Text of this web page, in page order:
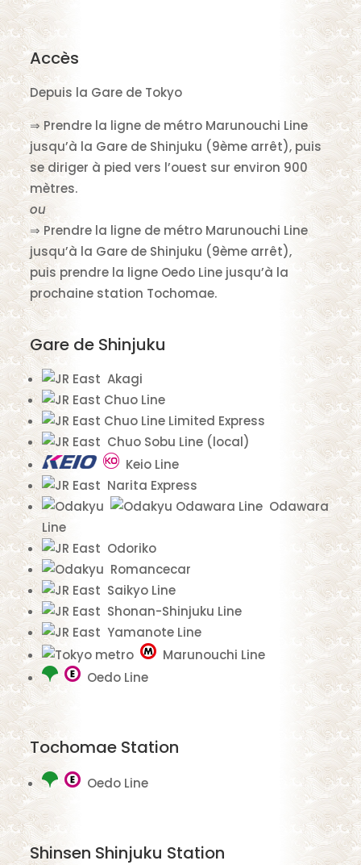
Accès
Depuis la Gare de Tokyo
⇒ Prendre la ligne de métro Marunouchi Line
jusqu’à la Gare de Shinjuku (9ème arrêt), puis
se diriger à pied vers l’ouest sur environ 900
mètres.
ou
⇒ Prendre la ligne de métro Marunouchi Line
jusqu’à la Gare de Shinjuku (9ème arrêt),
puis prendre la ligne Oedo Line jusqu’à la
prochaine station Tochomae.
Gare de Shinjuku
Akagi
Chuo Line
Chuo Line Limited Express
Chuo Sobu Line (local)
Keio Line
Narita Express
Odawara
Line
Odoriko
Romancecar
Saikyo Line
Shonan-Shinjuku Line
Yamanote Line
Marunouchi Line
Oedo Line
Tochomae Station
Oedo Line
Shinsen Shinjuku Station